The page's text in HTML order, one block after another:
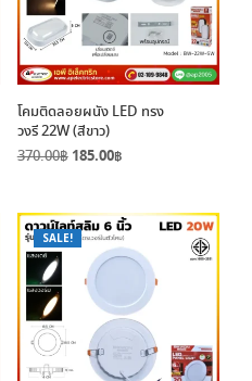
โคมติดลอยผนัง LED ทรง
วงรี 22W (สีขาว)
370.00฿ Original
370.00฿.
185.00฿Current
185.00฿.
SALE!